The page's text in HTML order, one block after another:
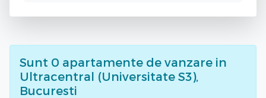
Sunt 0 apartamente de vanzare in
Ultracentral (Universitate S3),
Bucuresti